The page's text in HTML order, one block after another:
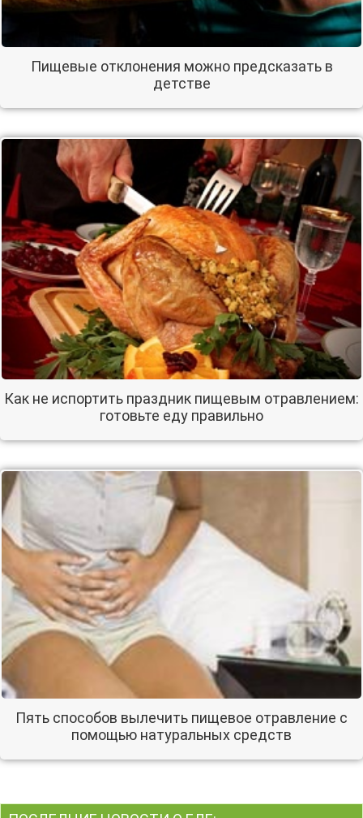
Пищевые отклонения можно предсказать в
детстве
Как не испортить праздник пищевым отравлением:
готовьте еду правильно
Пять способов вылечить пищевое отравление с
помощью натуральных средств